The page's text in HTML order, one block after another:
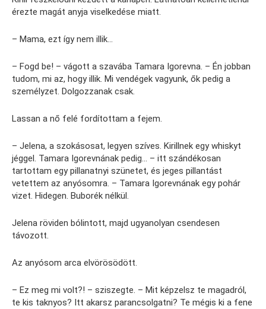
érezte magát anyja viselkedése miatt.
– Mama, ezt így nem illik…
– Fogd be! – vágott a szavába Tamara Igorevna. – Én jobban
tudom, mi az, hogy illik. Mi vendégek vagyunk, ők pedig a
személyzet. Dolgozzanak csak.
Lassan a nő felé fordítottam a fejem.
– Jelena, a szokásosat, legyen szíves. Kirillnek egy whiskyt
jéggel. Tamara Igorevnának pedig… – itt szándékosan
tartottam egy pillanatnyi szünetet, és jeges pillantást
vetettem az anyósomra. – Tamara Igorevnának egy pohár
vizet. Hidegen. Buborék nélkül.
Jelena röviden bólintott, majd ugyanolyan csendesen
távozott.
Az anyósom arca elvörösödött.
– Ez meg mi volt?! – sziszegte. – Mit képzelsz te magadról,
te kis taknyos? Itt akarsz parancsolgatni? Te mégis ki a fene